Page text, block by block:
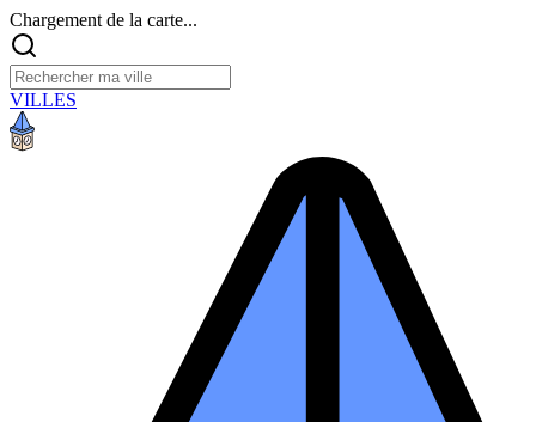
Chargement de la carte...
VILLES